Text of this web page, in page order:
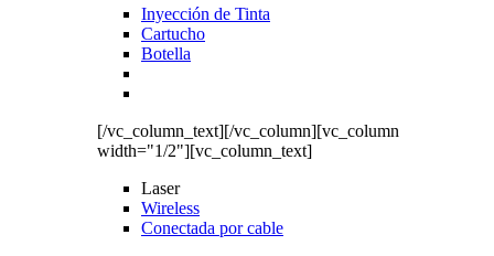
Inyección de Tinta
Cartucho
Botella
[/vc_column_text][/vc_column][vc_column
width="1/2"][vc_column_text]
Laser
Wireless
Conectada por cable